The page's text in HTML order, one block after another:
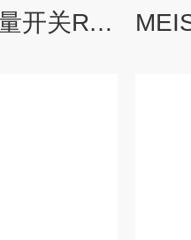
德国MEISTER流量开关RVM/U2/3 G1/2库存多